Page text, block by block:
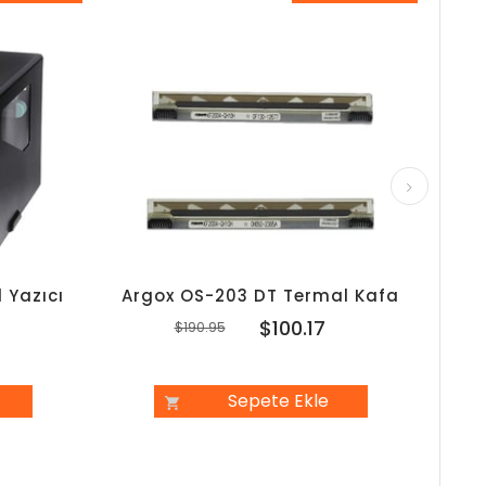
Argox OS-203 DT Termal Kafa
$100.17
$190.95
Sepete Ekle